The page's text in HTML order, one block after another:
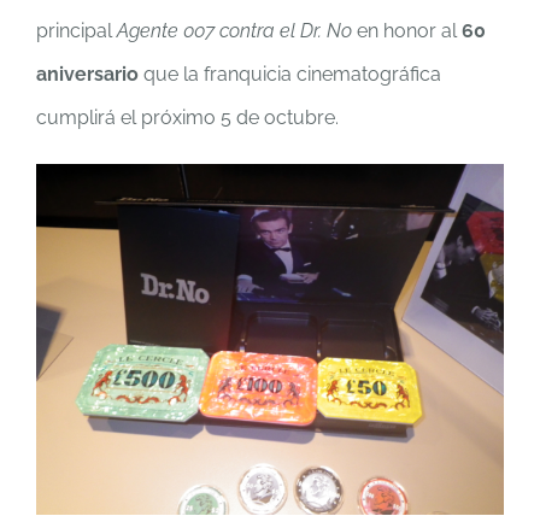
principalAgente 007 contra el Dr. No en honor al 60
aniversario que la franquicia cinematográfica
cumplirá el próximo 5 de octubre.